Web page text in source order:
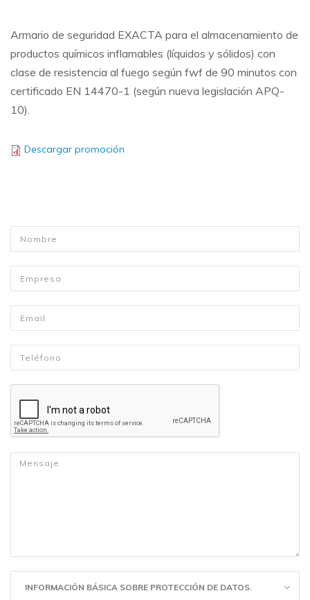
Armario de seguridad EXACTA para el almacenamiento de
productos químicos inflamables (líquidos y sólidos) con
clase de resistencia al fuego según fwf de 90 minutos con
certificado EN 14470-1 (según nueva legislación APQ-
10).
Descargar promoción
Nombre
Empresa
Email *
Telefono
Mensaje*
INFORMACIÓN BÁSICA SOBRE PROTECCIÓN DE DATOS.